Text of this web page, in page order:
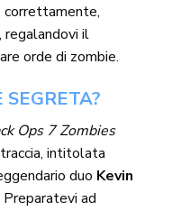
correttamente,
regalandovi il
orde di zombie.
Ops 7 Zombies
intitolata
duo Kevin
Preparatevi ad